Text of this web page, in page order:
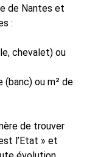
de Nantes et
:
chevalet) ou
ou m² de
de trouver
l’Etat » et